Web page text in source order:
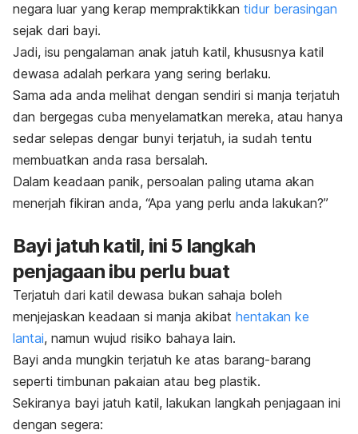
negara luar yang kerap mempraktikkan tidur berasingan
sejak dari bayi.
Jadi, isu pengalaman anak jatuh katil, khususnya katil
dewasa adalah perkara yang sering berlaku.
Sama ada anda melihat dengan sendiri si manja terjatuh
dan bergegas cuba menyelamatkan mereka, atau hanya
sedar selepas dengar bunyi terjatuh, ia sudah tentu
membuatkan anda rasa bersalah.
Dalam keadaan panik, persoalan paling utama akan
menerjah fikiran anda, “Apa yang perlu anda lakukan?”
Bayi jatuh katil, ini 5 langkah
penjagaan ibu perlu buat
Terjatuh dari katil dewasa bukan sahaja boleh
menjejaskan keadaan si manja akibat hentakan ke
lantai, namun wujud risiko bahaya lain.
Bayi anda mungkin terjatuh ke atas barang-barang
seperti timbunan pakaian atau beg plastik.
Sekiranya bayi jatuh katil, lakukan langkah penjagaan ini
dengan segera: